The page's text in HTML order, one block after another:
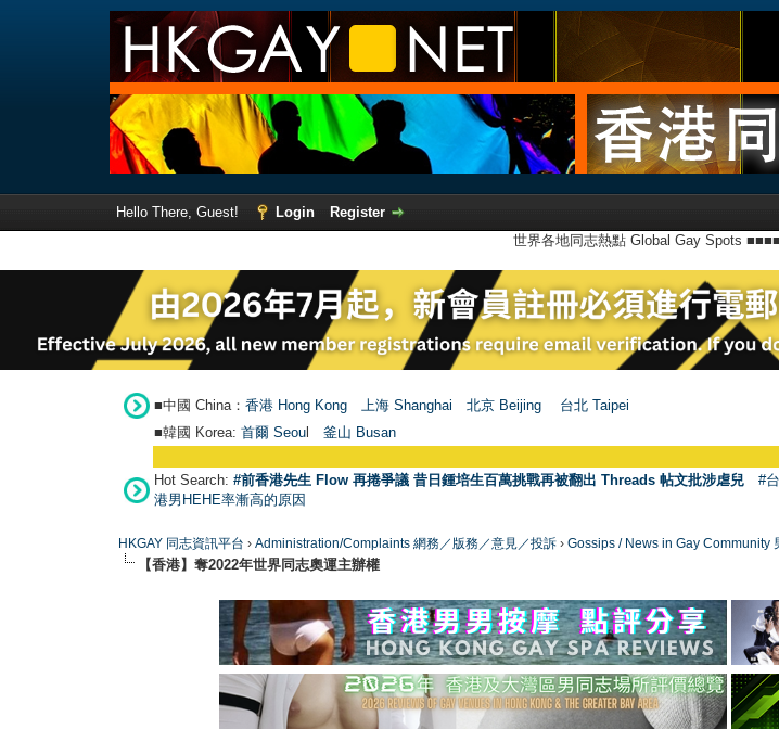
Hello There, Guest! Login
Register
世界各地同志熱點 Global Gay Spots ■■■■
■中國 China： 香港 Hong Kong 上海 Shanghai 北京 Beijing 台北 Taipei
■韓國 Korea: 首爾 Seou 釜山 Busan
Hot Search: #前香港先生 Flow 再捲爭議 昔日鍾培生百萬挑戰再被翻出 Threads 帖文批涉虐兒 #
港男HEHE率漸高的原因
HKGAY 同志資訊平台 ›Administration/Complaints 網務／版務／意見／投訴 ›Gossips / News in Gay Community
【香港】奪2022年世界同志奧運主辦權